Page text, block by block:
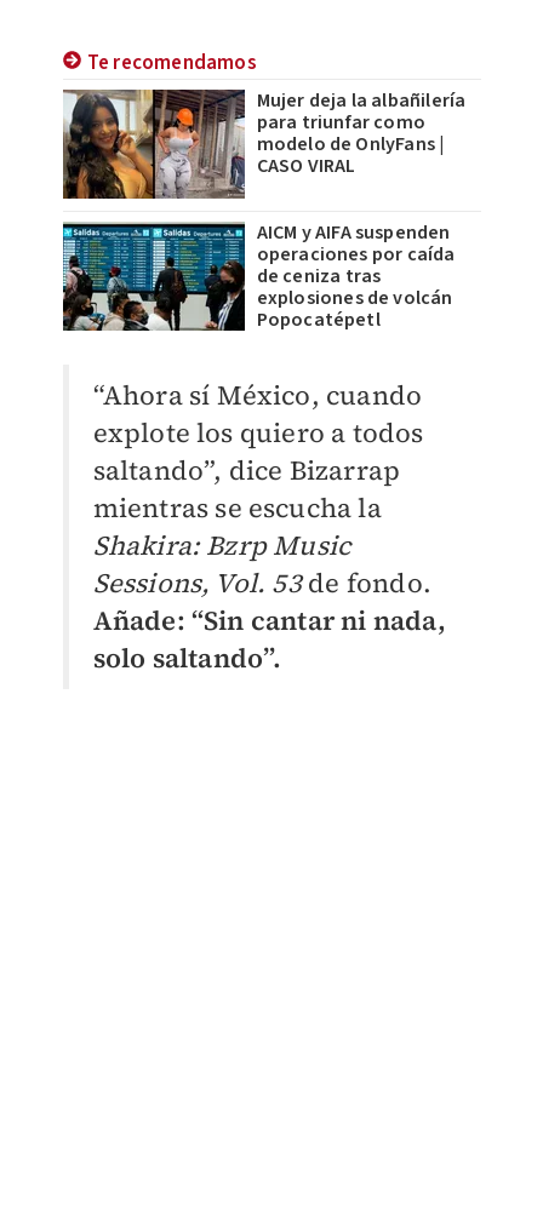
Te recomendamos
Mujer deja la albañilería
para triunfar como
modelo de OnlyFans |
CASO VIRAL
AICM y AIFA suspenden
operaciones por caída
de ceniza tras
explosiones de volcán
Popocatépetl
“Ahora sí México, cuando
explote los quiero a todos
saltando”, dice Bizarrap
mientras se escucha la
Shakira: Bzrp Music
Sessions, Vol. 53de fondo.
Añade: “Sin cantar ni nada,
solo saltando”.